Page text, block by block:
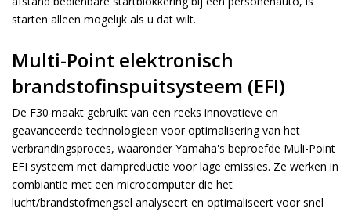
starten alleen mogelijk als u dat wilt.
Multi-Point elektronisch
brandstofinspuitsysteem (EFI)
De F30 maakt gebruikt van een reeks innovatieve en
geavanceerde technologieen voor optimalisering van het
verbrandingsproces, waaronder Yamaha's beproefde Muli-Point
EFI systeem met dampreductie voor lage emissies. Ze werken in
combiantie met een microcomputer die het
lucht/brandstofmengsel analyseert en optimaliseert voor snel